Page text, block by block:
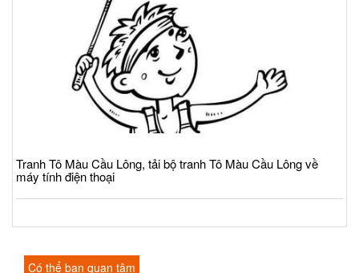
Tranh Tô Màu Cầu Lông, tải bộ tranh Tô Màu Cầu Lông về
máy tính điện thoại
Có thể bạn quan tâm